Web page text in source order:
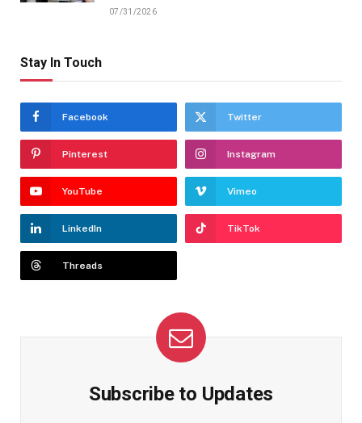
07/31/2026
Stay In Touch
Facebook Twitter
Pinterest Instagram
YouTube Vimeo
LinkedIn TikTok
Threads
Subscribe to Updates